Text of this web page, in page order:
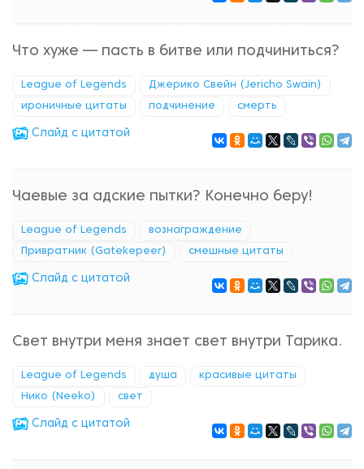
Что хуже — пасть в битве или подчиниться?
League of Legends Джерико Свейн (Jericho Swain)
ироничные цитаты подчинение смерть
Cлайд с цитатой
Чаевые за адские пытки? Конечно беру!
League of Legends вознаграждение
Привратник (Gatekepeer) смешные цитаты
Cлайд с цитатой
Свет внутри меня знает свет внутри Тарика.
League of Legends душа красивые цитаты
Нико (Neeko) свет
Cлайд с цитатой